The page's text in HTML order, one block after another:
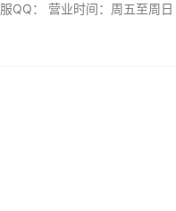
服QQ： 营业时间：周五至周